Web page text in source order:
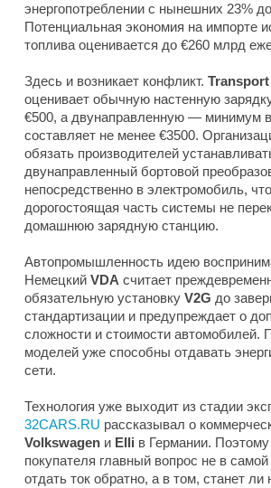
энергопотреблении с нынешних 23%
Потенциальная экономия на импорте
топлива оценивается до €260 млрд
Здесь и возникает конфликт.
оценивает обычную настенную
€500, а двунаправленную — минимум
составляет не менее €3500.
обязать производителей
двунаправленный бортовой
непосредственно в электромобиль,
дорогостоящая часть системы не
домашнюю зарядную станцию.
Автопромышленность идею
Немецкий VDA считает
обязательную установку V2G до
стандартизации и предупреждает о
сложности и стоимости автомобилей.
моделей уже способны отдавать
сети.
Технология уже выходит из стадии
32CARS.RU рассказывал о
Volkswagen и Elli в Германии.
покупателя главный вопрос не в
отдать ток обратно, а в том, станет ли